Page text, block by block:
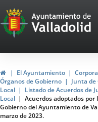
Portal
Web
del
de
Valladolid
InicioEl Ayuntamiento
Órganos de Gobierno
Junta
Local
Listado de Acuerdos de
Local
Acuerdos adoptados por
Gobierno del Ayuntamiento de
marzo de 2023.